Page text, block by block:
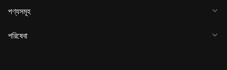
পণ্যসমূহ
পরিষেবা